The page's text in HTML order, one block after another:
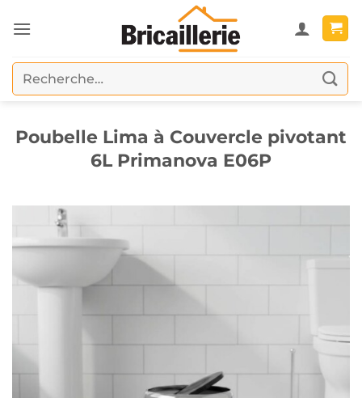
au
Recherche
pour :
Poubelle Lima à Couvercle pivotant
6L Primanova E06P